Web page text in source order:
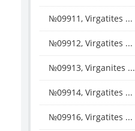
№09911, Virgatites ...
№09912, Virgatites ...
№09913, Virganites ...
№09914, Virgatites ...
№09916, Virgatites ...